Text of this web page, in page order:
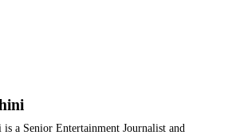
is a Senior Entertainment Journalist and